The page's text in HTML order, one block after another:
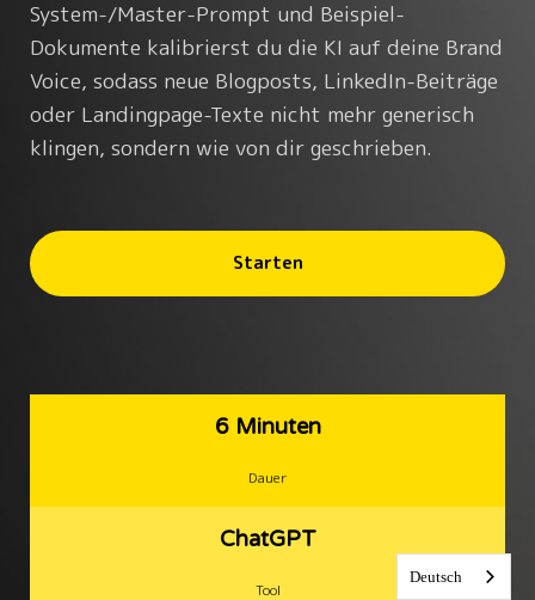
System-/Master-Prompt und Beispiel-
Dokumente kalibrierst du die KI auf deine Brand
Voice, sodass neue Blogposts, LinkedIn-Beiträge
oder Landingpage-Texte nicht mehr generisch
klingen, sondern wie von dir geschrieben.
Starten
6 Minuten
Dauer
ChatGPT
Tool
Deutsch